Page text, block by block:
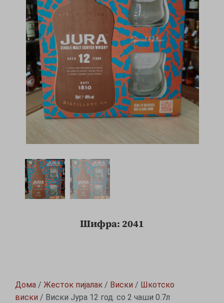
Шифра: 2041
Дома / Жесток пијалак / Виски / Шкотско
виски / Виски Јура 12 год. со 2 чаши 0.7л